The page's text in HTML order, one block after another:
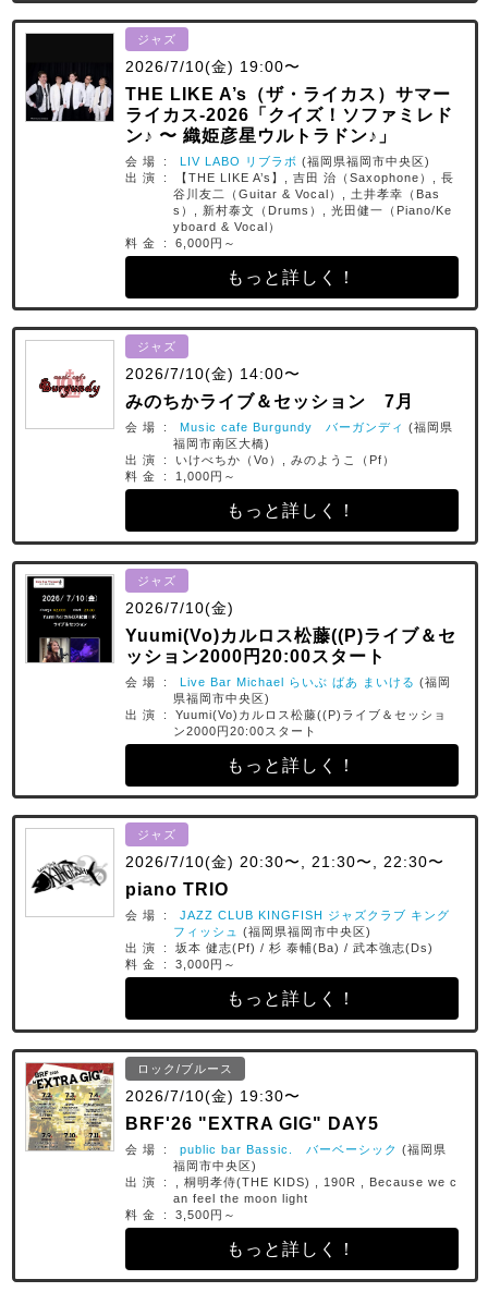
ジャズ
2026/7/10(金) 19:00〜
THE LIKE A’s（ザ・ライカス）サマー
ライカス-2026「クイズ！ソファミレド
ン♪ 〜 織姫彦星ウルトラドン♪」
会 場 : LIV LABO リブラボ (福岡県福岡市中央区)
出 演 : 【THE LIKE A’s】, 吉田 治（Saxophone）, 長
谷川友二（Guitar & Vocal）, 土井孝幸（Bas
s）, 新村泰文（Drums）, 光田健一（Piano/Ke
yboard & Vocal）
料 金 : 6,000円～
もっと詳しく！
ジャズ
2026/7/10(金) 14:00〜
みのちかライブ＆セッション 7月
会 場 : Music cafe Burgundy バーガンディ (福岡県
福岡市南区大橋)
出 演 : いけべちか（Vo）, みのようこ（Pf）
料 金 : 1,000円～
もっと詳しく！
ジャズ
2026/7/10(金)
Yuumi(Vo)カルロス松藤((P)ライブ＆セ
ッション2000円20:00スタート
会 場 : Live Bar Michael らいぶ ばあ まいける (福岡
県福岡市中央区)
出 演 : Yuumi(Vo)カルロス松藤((P)ライブ＆セッショ
ン2000円20:00スタート
もっと詳しく！
ジャズ
2026/7/10(金) 20:30〜, 21:30〜, 22:30〜
piano TRIO
会 場 : JAZZ CLUB KINGFISH ジャズクラブ キング
フィッシュ
(福岡県福岡市中央区)
出 演 : 坂本 健志(Pf) / 杉 泰輔(Ba) / 武本強志(Ds)
料 金 : 3,000円～
もっと詳しく！
ロック/ブルース
2026/7/10(金) 19:30〜
BRF'26 "EXTRA GIG" DAY5
会 場 : public bar Bassic. バーベーシック (福岡県
福岡市中央区)
出 演 : , 桐明孝侍(THE KIDS) , 190R , Because we c
an feel the moon light
料 金 : 3,500円～
もっと詳しく！